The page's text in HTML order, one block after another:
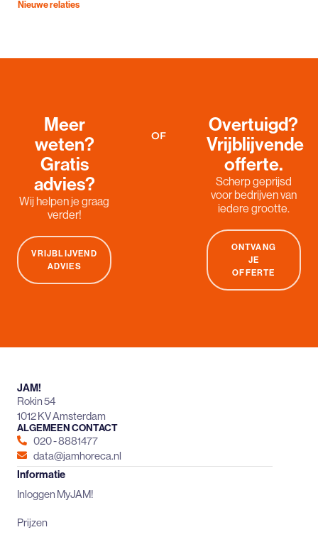
Nieuwe relaties
Meer
weten?
Gratis
advies?
Wij helpen je graag
verder!
VRIJBLIJVEND
ADVIES
OF
Overtuigd?
Vrijblijvende
offerte.
Scherp geprijsd
voor bedrijven van
iedere grootte.
ONTVANG
JE
OFFERTE
JAM!
Rokin 54
1012 KV Amsterdam
ALGEMEEN CONTACT
020 - 8881477
data@jamhoreca.nl
Informatie
Inloggen MyJAM!
Prijzen